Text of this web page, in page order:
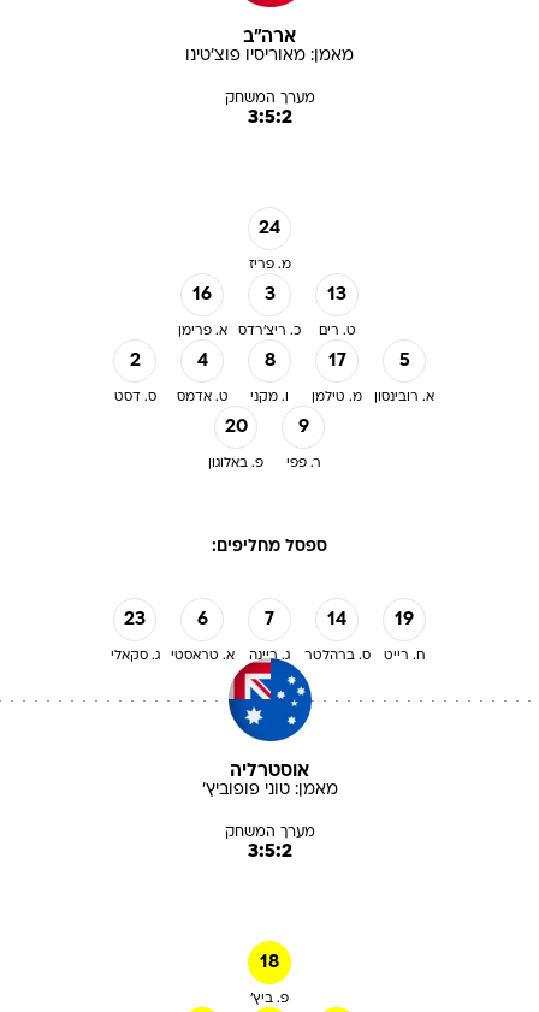
ארה"ב
מאמן: מאוריסיו פוצ'טינו
מערך המשחק
3:5:2
24
מ. פריז
16
א. פרימן
3
כ. ריצ'רדס
13
ט. רים
2
ס. דסט
4
ט. אדמס
8
ו. מקני
17
מ. טילמן
5
א. רובינסון
20
פ. באלוגון
9
ר. פפי
ספסל מחליפים:
23
ג. סקאלי
6
א. טראסטי
7
ג. ריינה
14
ס. ברהלטר
19
ח. רייט
אוסטרליה
מאמן:טוני פופוביץ'
מערך המשחק
3:5:2
18
פ. ביץ'